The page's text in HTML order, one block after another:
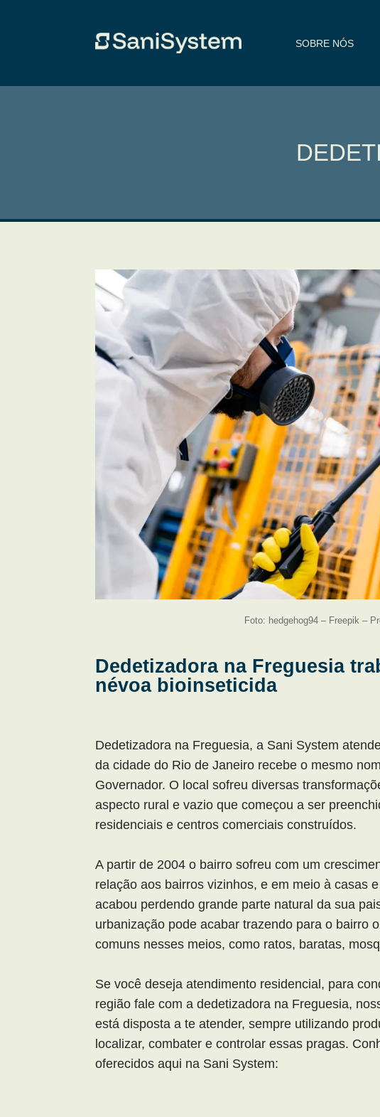
SOBRE NÓS
Foto: hedgehog94 – Freepik –
Dedetizadora na Freguesia
névoa bioinseticida
Dedetizadora na Freguesia, a Sani System
da cidade do Rio de Janeiro recebe o mesmo
Governador. O local sofreu diversas
aspecto rural e vazio que começou a ser
residenciais e centros comerciais construídos.
A partir de 2004 o bairro sofreu com um
relação aos bairros vizinhos, e em meio à casas
acabou perdendo grande parte natural da sua
urbanização pode acabar trazendo para o bairro
comuns nesses meios, como ratos, baratas,
Se você deseja atendimento residencial, para
região fale com a dedetizadora na Freguesia,
está disposta a te atender, sempre utilizando
localizar, combater e controlar essas pragas.
oferecidos aqui na Sani System: